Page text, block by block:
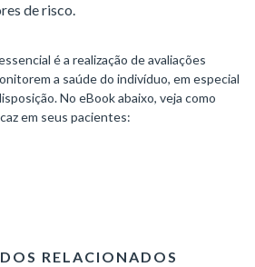
de risco.
é a realização de avaliações
a saúde do indivíduo, em especial
No eBook abaixo, veja como
em seus pacientes:
RELACIONADOS